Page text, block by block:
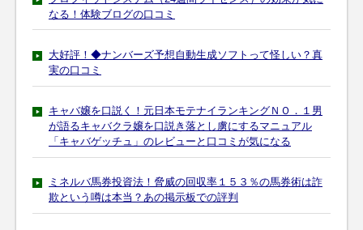
なる！体験ブログの口コミ
大好評！◆ナンバーズ予想自動生成ソフトって怪しい？真
実の口コミ
キャバ嬢を口説く！元日本モテナイランキングＮＯ．１男
が語るキャバクラ嬢を口説き落とし虜にするマニュアル
「キャバゲッチュ」のレビューと口コミが気になる
ミネルバ馬券投資法！脅威の回収率１５３％の馬券術は詐
欺という噂は本当？あの掲示板での評判